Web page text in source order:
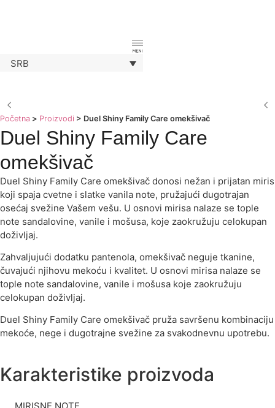
SRB
Početna > Proizvodi > Duel Shiny Family Care omekšivač
Duel Shiny Family Care
omekšivač
Duel Shiny Family Care omekšivač donosi nežan i prijatan miris
koji spaja cvetne i slatke vanila note, pružajući dugotrajan
osećaj svežine Vašem vešu. U osnovi mirisa nalaze se tople
note sandalovine, vanile i mošusa, koje zaokružuju celokupan
doživljaj.
Zahvaljujući dodatku pantenola, omekšivač neguje tkanine,
čuvajući njihovu mekoću i kvalitet. U osnovi mirisa nalaze se
tople note sandalovine, vanile i mošusa koje zaokružuju
celokupan doživljaj.
Duel Shiny Family Care omekšivač pruža savršenu kombinaciju
mekoće, nege i dugotrajne svežine za svakodnevnu upotrebu.
Karakteristike proizvoda